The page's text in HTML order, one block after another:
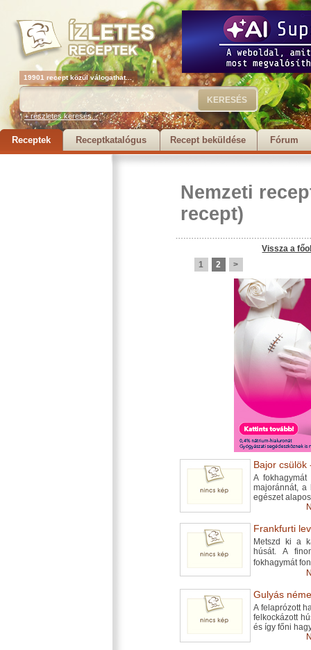
19901 recept közül válogathat...
+ részletes keresés...
Receptek Receptkatalógus Recept beküldése Fórum
Nemzeti
recept)
Vissza a
1
2 >
Bajor csülök
A
majoránnát, a
egészet
Frankfurti
Metszd ki a
húsát. A
fokhagymát
Gulyás
A felaprózott
felkockázott
és így főni